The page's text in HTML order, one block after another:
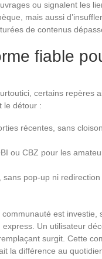
ou signalent les
mais aussi
de contenus
fiable
certains repères
le détour :
récentes, sans
ou CBZ pour les
pop-up ni redirection
est investie,
Un utilisateur
surgit. Cette
la différence au